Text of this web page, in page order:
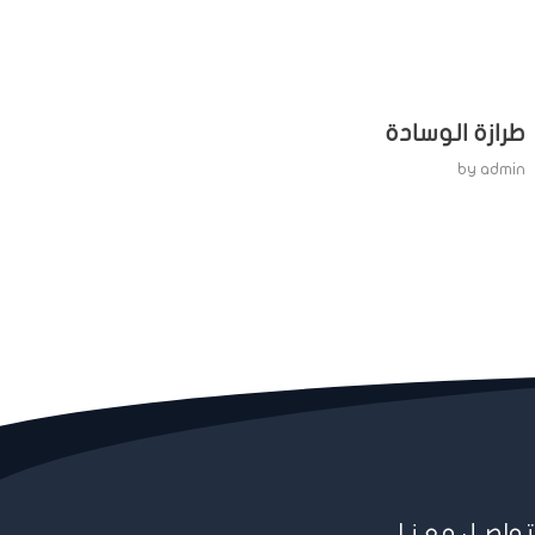
طرازة الوسادة
by admin